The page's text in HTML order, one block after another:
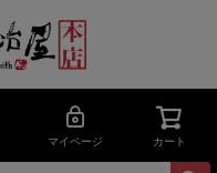
マイページ カート